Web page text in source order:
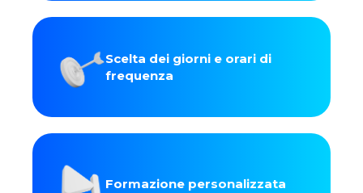
Scelta dei giorni e orari di
frequenza
Formazione personalizzata